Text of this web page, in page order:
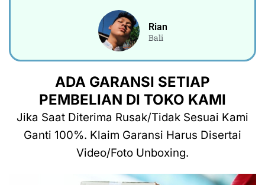
Rian
Bali
ADA GARANSI SETIAP
PEMBELIAN DI TOKO KAMI
Jika Saat Diterima Rusak/Tidak Sesuai Kami
Ganti 100%. Klaim Garansi Harus Disertai
Video/Foto Unboxing.